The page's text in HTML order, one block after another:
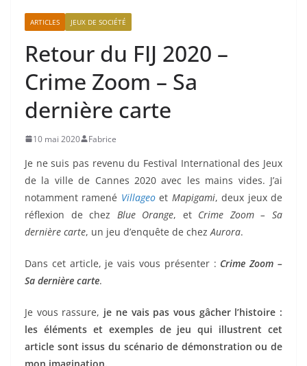
ARTICLES JEUX DE SOCIÉTÉ
Retour du FIJ 2020 –
Crime Zoom – Sa
dernière carte
10 mai 2020 Fabrice
Je ne suis pas revenu du Festival International des Jeux
de la ville de Cannes 2020 avec les mains vides. J’ai
notamment ramené Villageoet Mapigami, deux jeux de
réflexion de chez Blue Orange, et Crime Zoom – Sa
dernière carte, un jeu d’enquête de chez Aurora.
Dans cet article, je vais vous présenter : Crime Zoom –
Sa dernière carte.
Je vous rassure, je ne vais pas vous gâcher l’histoire :
les éléments et exemples de jeu qui illustrent cet
article sont issus du scénario de démonstration ou de